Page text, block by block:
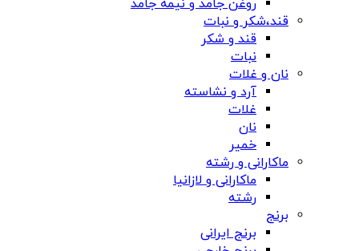
روغن جامد و نیمه جامد
قند،شکر و نبات
قند و شکر
نبات
نان و غلات
آرد و نشاسته
غلات
نان
خمیر
ماکارانی و رشته
ماکارانی و لازانیا
رشته
برنج
برنج ایرانی